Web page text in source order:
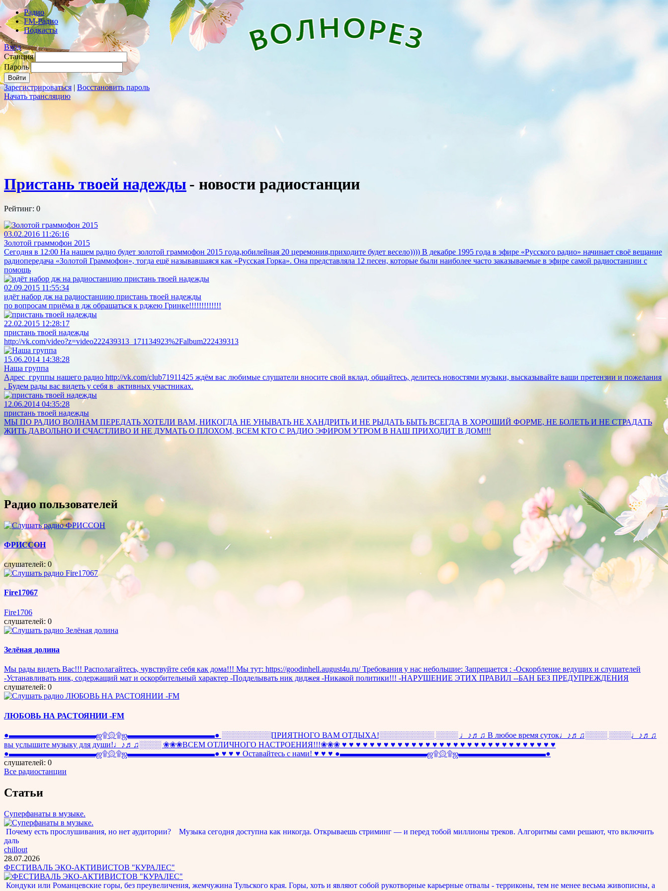
Радио
FM-Радио
Подкасты
Вход
Станция
Пароль
Зарегистрироваться | Восстановить пароль
Начать трансляцию
Пристань твоей надежды- новости радиостанции
Рейтинг: 0
03.02.2016 11:26:16
Золотой граммофон 2015
Сегодня в 12:00 На нашем радио будет золотой граммофон 2015 года,юбилейная 20 церемония,приходите будет весело)))) В декабре 1995 года в эфире «Русского радио» начинает своё вещание
радиопередача «Золотой Граммофон», тогда ещё называвшаяся как «Русская Горка». Она представляла 12 песен, которые были наиболее часто заказываемые в эфире самой радиостанции с
помощь
02.09.2015 11:55:34
идёт набор дж на радиостанцию пристань твоей надежды
по вопросам приёма в дж обращаться к рджею Гринке!!!!!!!!!!!!!
22.02.2015 12:28:17
пристань твоей надежды
http://vk.com/video?z=video222439313_171134923%2Falbum222439313
15.06.2014 14:38:28
Наша группа
Адрес группы нашего радио http://vk.com/club71911425 ждём вас любимые слушатели вносите свой вклад, общайтесь, делитесь новостями музыки, высказывайте ваши претензии и пожелания
. Будем рады вас видеть у себя в активных участниках.
12.06.2014 04:35:28
пристань твоей надежды
МЫ ПО РАДИО ВОЛНАМ ПЕРЕДАТЬ ХОТЕЛИ ВАМ, НИКОГДА НЕ УНЫВАТЬ НЕ ХАНДРИТЬ И НЕ РЫДАТЬ БЫТЬ ВСЕГДА В ХОРОШИЙ ФОРМЕ, НЕ БОЛЕТЬ И НЕ СТРАДАТЬ
ЖИТЬ ДАВОЛЬНО И СЧАСТЛИВО И НЕ ДУМАТЬ О ПЛОХОМ, ВСЕМ КТО С РАДИО ЭФИРОМ УТРОМ В НАШ ПРИХОДИТ В ДОМ!!!
Радио пользователей
ФРИССОН
слушателей: 0
Fire17067
Fire1706
слушателей: 0
Зелёная долина
Мы рады видеть Вас!!! Располагайтесь, чувствуйте себя как дома!!! Мы тут: https://goodinhell.august4u.ru/ Требования у нас небольшие: Запрещается : -Оскорбление ведущих и слушателей
-Устанавливать ник, содержащий мат и оскорбительный характер -Подделывать ник диджея -Никакой политики!!! -НАРУШЕНИЕ ЭТИХ ПРАВИЛ --БАН БЕЗ ПРЕДУПРЕЖДЕНИЯ
слушателей: 0
ЛЮБОВЬ НА РАСТОЯНИИ -FM
●▬▬▬▬▬▬▬▬▬▬▬ஜ۩۞۩ஜ▬▬▬▬▬▬▬▬▬▬▬● ░░░░░░░░░ПРИЯТНОГО ВАМ ОТДЫХА!░░░░░░░░░░ ░░░░ ♩♪♬♫ В любое время суток♩♪♬♫░░░░ ░░░░♩♪♬♫
вы услышите музыку для души!♩♪♬♫░░░░ ❀❀❀ВСЕМ ОТЛИЧНОГО НАСТРОЕНИЯ!!!❀❀❀ ♥ ♥ ♥ ♥ ♥ ♥ ♥ ♥ ♥ ♥ ♥ ♥ ♥ ♥ ♥ ♥ ♥ ♥ ♥ ♥ ♥ ♥ ♥ ♥ ♥ ♥ ♥ ♥ ♥ ♥ ♥
●▬▬▬▬▬▬▬▬▬▬▬ஜ۩۞۩ஜ▬▬▬▬▬▬▬▬▬▬▬● ♥ ♥ ♥ Оставайтесь с нами! ♥ ♥ ♥ ●▬▬▬▬▬▬▬▬▬▬▬ஜ۩۞۩ஜ▬▬▬▬▬▬▬▬▬▬▬●
слушателей: 0
Все радиостанции
Статьи
Суперфанаты в музыке.
Почему есть прослушивания, но нет аудитории? Музыка сегодня доступна как никогда. Открываешь стриминг — и перед тобой миллионы треков. Алгоритмы сами решают, что включить
даль
chillout
28.07.2026
ФЕСТИВАЛЬ ЭКО-АКТИВИСТОВ "КУРАЛЕС"
Кондуки или Романцевские горы, без преувеличения, жемчужина Тульского края. Горы, хоть и являют собой рукотворные карьерные отвалы - терриконы, тем не менее весьма живописны, а